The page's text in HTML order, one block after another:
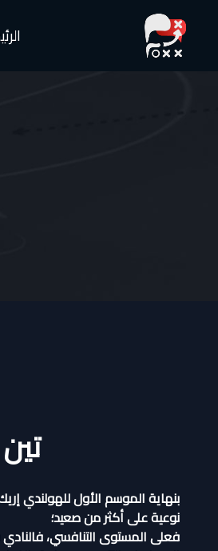
بنهاية الموسم الأول للهولندي
نوعية على أكثر من صعيد؛
فعلى المستوى التنافسي،